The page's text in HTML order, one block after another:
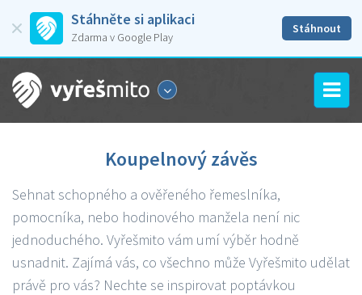
Stáhněte si aplikaci
Zdarma v Google Play
Stáhnout
Koupelnový závěs
Sehnat schopného a ověřeného řemeslníka,
pomocníka, nebo hodinového manžela není nic
jednoduchého. Vyřešmito vám umí výběr hodně
usnadnit. Zajímá vás, co všechno může Vyřešmito udělat
právě pro vás? Nechte se inspirovat poptávkou